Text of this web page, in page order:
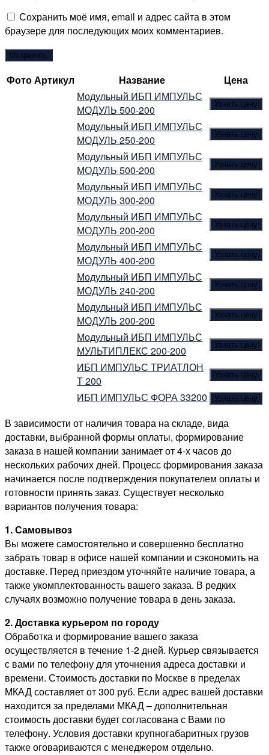
Сохранить моё имя, email и адрес сайта в этом
браузере для последующих моих комментариев.
ФотоАртикул Название
Цена
Модульный ИБП ИМПУЛЬС
МОДУЛЬ 500-200
Узнать цену
Модульный ИБП ИМПУЛЬС
МОДУЛЬ 250-200
Узнать цену
Модульный ИБП ИМПУЛЬС
МОДУЛЬ 500-200
Узнать цену
Модульный ИБП ИМПУЛЬС
МОДУЛЬ 300-200
Узнать цену
Модульный ИБП ИМПУЛЬС
МОДУЛЬ 200-200
Узнать цену
Модульный ИБП ИМПУЛЬС
МОДУЛЬ 400-200
Узнать цену
Модульный ИБП ИМПУЛЬС
МОДУЛЬ 240-200
Узнать цену
Модульный ИБП ИМПУЛЬС
МОДУЛЬ 200-200
Узнать цену
Модульный ИБП ИМПУЛЬС
МУЛЬТИПЛЕКС 200-200
Узнать цену
ИБП ИМПУЛЬС ТРИАТЛОН
Т 200
Узнать цену
ИБП ИМПУЛЬС ФОРА 33200 Узнать цену
В зависимости от наличия товара на складе, вида
доставки, выбранной формы оплаты, формирование
заказа в нашей компании занимает от 4-х часов до
нескольких рабочих дней. Процесс формирования заказа
начинается после подтверждения покупателем оплаты и
готовности принять заказ. Существует несколько
вариантов получения товара:
1. Самовывоз
Вы можете самостоятельно и совершенно бесплатно
забрать товар в офисе нашей компании и сэкономить на
доставке. Перед приездом уточняйте наличие товара, а
также укомплектованность вашего заказа. В редких
случаях возможно получение товара в день заказа.
2. Доставка курьером по городу
Обработка и формирование вашего заказа
осуществляется в течение 1-2 дней. Курьер связывается
с вами по телефону для уточнения адреса доставки и
времени. Стоимость доставки по Москве в пределах
МКАД составляет от 300 руб. Если адрес вашей доставки
находится за пределами МКАД – дополнительная
стоимость доставки будет согласована с Вами по
телефону. Условия доставки крупногабаритных грузов
также оговариваются с менеджером отдельно.